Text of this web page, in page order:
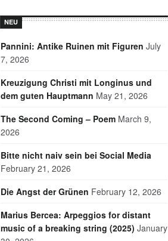
NEU
Pannini: Antike Ruinen mit Figuren July
7, 2026
Kreuzigung Christi mit Longinus und
dem guten Hauptmann May 21, 2026
The Second Coming – Poem March 9,
2026
Bitte nicht naiv sein bei Social Media
February 21, 2026
Die Angst der Grünen February 12, 2026
Marius Bercea: Arpeggios for distant
music of a breaking string (2025) January